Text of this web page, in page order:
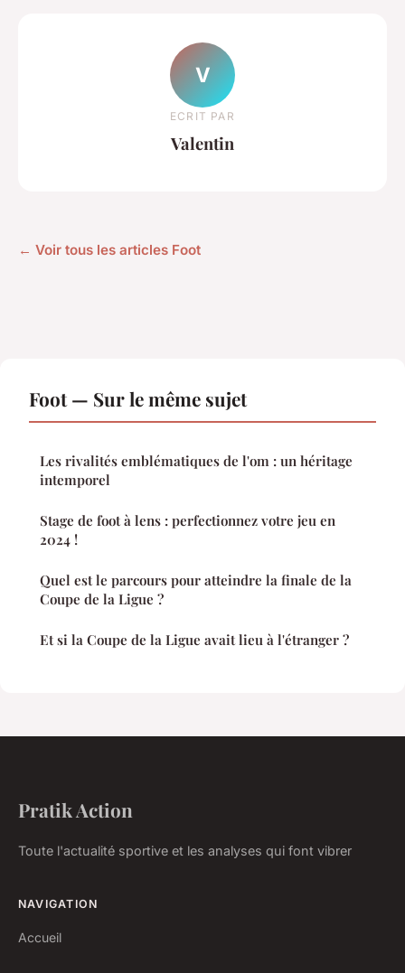
V
ECRIT PAR
Valentin
← Voir tous les articles Foot
Foot — Sur le même sujet
Les rivalités emblématiques de l'om : un héritage
intemporel
Stage de foot à lens : perfectionnez votre jeu en
2024 !
Quel est le parcours pour atteindre la finale de la
Coupe de la Ligue ?
Et si la Coupe de la Ligue avait lieu à l'étranger ?
Pratik Action
Toute l'actualité sportive et les analyses qui font vibrer
NAVIGATION
Accueil